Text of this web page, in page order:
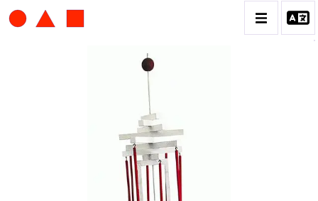
ALBERT CHUBAC
BIOGRAPHIE
CATALOGUE DES OEUVRES